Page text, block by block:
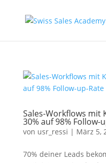
Sales-Workflows mit
30% auf 98% Follow-
von usr_ressi | März 5,
70% deiner Leads